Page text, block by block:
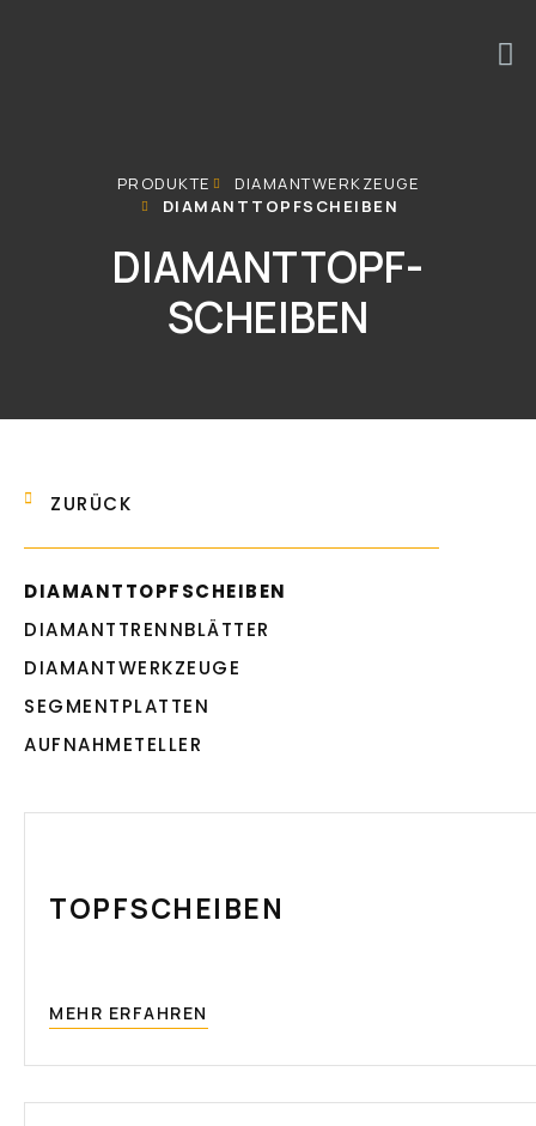
PRODUKTE
DIAMANTWERKZEUGE
DIAMANTTOPFSCHEIBEN
DIAMANTTOPF-
SCHEIBEN
ZURÜCK
DIAMANTTOPFSCHEIBEN
DIAMANTTRENNBLÄTTER
DIAMANTWERKZEUGE
SEGMENTPLATTEN
AUFNAHMETELLER
TOPFSCHEIBEN
MEHR ERFAHREN